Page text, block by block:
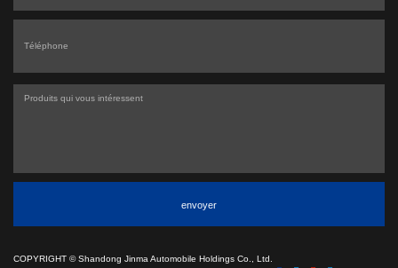
envoyer
COPYRIGHT ©Shandong Jinma Automobile Holdings Co., Ltd.